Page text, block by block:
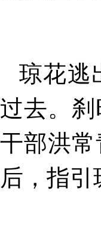
琼花逃
过去。
干部洪
后，指引